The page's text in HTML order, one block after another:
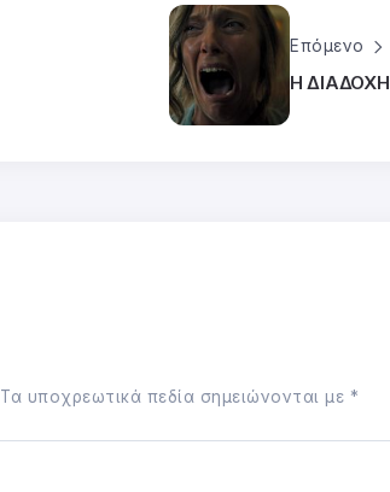
Επόμενο
Η ΔΙΑΔΟΧΗ
Τα υποχρεωτικά πεδία σημειώνονται με *